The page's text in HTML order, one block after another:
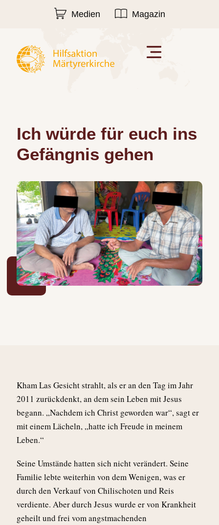
Medien Magazin
Ich würde für euch ins
Gefängnis gehen
Kham Las Gesicht strahlt, als er an den Tag im Jahr
2011 zurückdenkt, an dem sein Leben mit Jesus
begann. „Nachdem ich Christ geworden war“, sagt er
mit einem Lächeln, „hatte ich Freude in meinem
Leben.“
Seine Umstände hatten sich nicht verändert. Seine
Familie lebte weiterhin von dem Wenigen, was er
durch den Verkauf von Chilischoten und Reis
verdiente. Aber durch Jesus wurde er von Krankheit
geheilt und frei vom angstmachenden